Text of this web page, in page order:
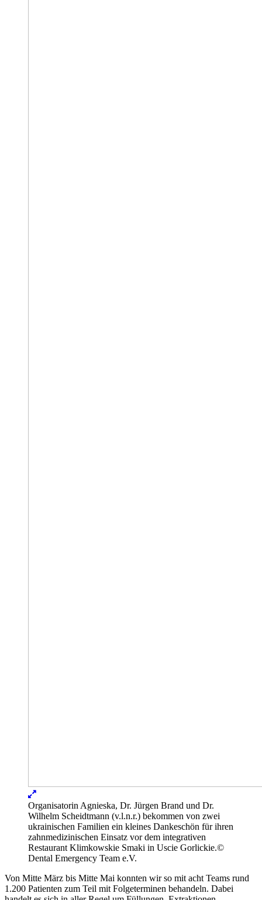
Lightbox
öffnen
Organisatorin Agnieska, Dr. Jürgen Brand und Dr.
Wilhelm Scheidtmann (v.l.n.r.) bekommen von zwei
ukrainischen Familien ein kleines Dankeschön für ihren
zahnmedizinischen Einsatz vor dem integrativen
Restaurant Klimkowskie Smaki in Uscie Gorlickie.©
Dental Emergency Team e.V.
Von Mitte März bis Mitte Mai konnten wir so mit acht Teams rund
1.200 Patienten zum Teil mit Folgeterminen behandeln. Dabei